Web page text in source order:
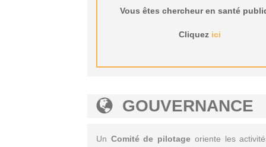
Vous êtes chercheur en santé
Cliquez ici
GOUVERNANCE
Un Comité de pilotage oriente les